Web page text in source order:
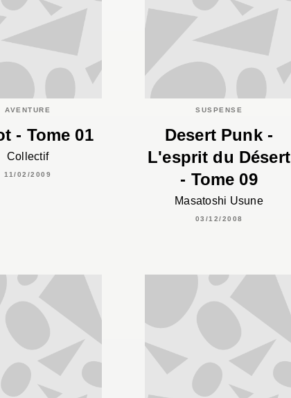
AVENTURE
- Tome 01
Collectif
11/02/2009
SUSPENSE
Desert Punk -
L'esprit du Désert
- Tome 09
Masatoshi Usune
03/12/2008